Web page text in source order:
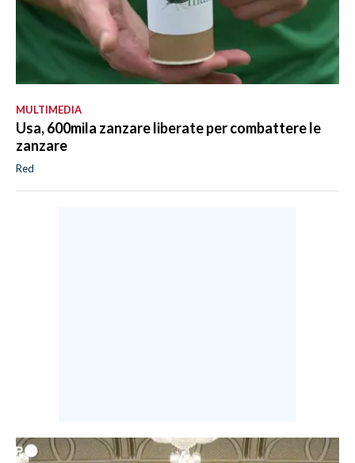
MULTIMEDIA
Usa, 600mila zanzare liberate per combattere le
zanzare
Red